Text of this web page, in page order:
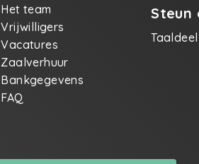
Het team
Vrijwilligers
Vacatures
Zaalverhuur
Bankgegevens
FAQ
Steun
Taaldeel